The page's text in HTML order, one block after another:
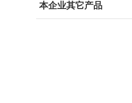
本企业其它产品